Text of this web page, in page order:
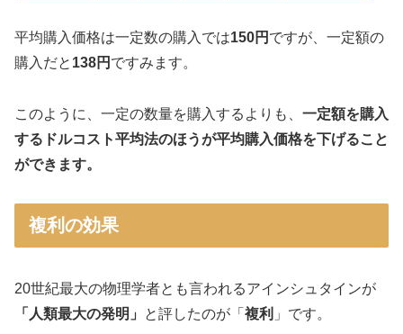
平均購入価格は一定数の購入では150円 ですが、一定額の
購入だと 138円 ですみます。
このように、一定の数量を購入するよりも、 一定額を購入
するドルコスト平均法のほうが平均購入価格を下げること
ができます。
複利の効果
20世紀最大の物理学者とも言われるアインシュタインが
「人類最大の発明」
と評したのが「 複利 」です。